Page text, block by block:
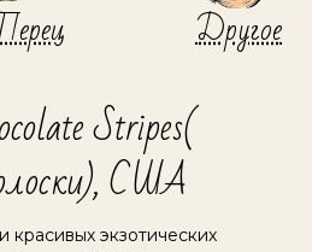
Другое
Stripes(
США
красивых экзотических